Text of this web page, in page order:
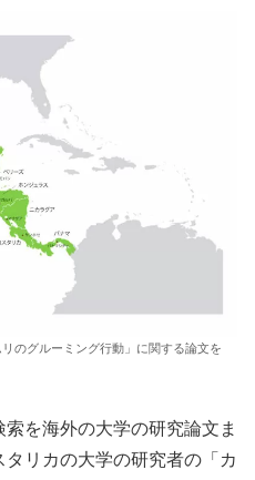
のグルーミング行動」に関する論文を
を海外の大学の研究論文ま
リカの大学の研究者の「カ